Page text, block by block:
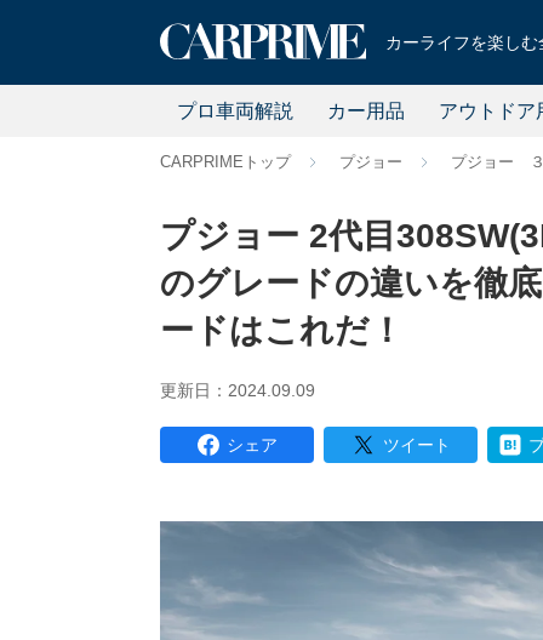
カーライフを楽し
プロ車両解説 カー用品 アウトドア
CARPRIMEトップ プジョー プジョー
プジョー 2代目
のグレードの違いを徹
ードはこれだ！
更新日：2024.09.09
シェア ツイート